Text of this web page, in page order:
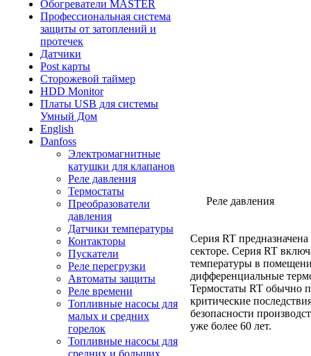
Обогреватели MASTER
Профессиональная система
защиты от затоплений и
протечек
Датчики
Post карты
Сторожевой таймер
HDD Monitor
Платы USB для системы
Умный Дом
English
Danfoss
Электромагнитные
катушки для клапанов
Реле давления
Термостаты
Преобразователи
давления
Датчики температуры
Контакторы
Пускатели
Реле перегрузки
Автоматы защиты
Реле времени
Топливные насосы для
малых и средних
горелок
Топливные насосы для
средних и больших
Реле давления
Серия RT
секторе. Серия RT
температуры в
дифференциальные
Термостаты RT обычно
критические
безопасности
уже более 60 лет.